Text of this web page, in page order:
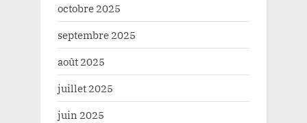
octobre 2025
septembre 2025
août 2025
juillet 2025
juin 2025